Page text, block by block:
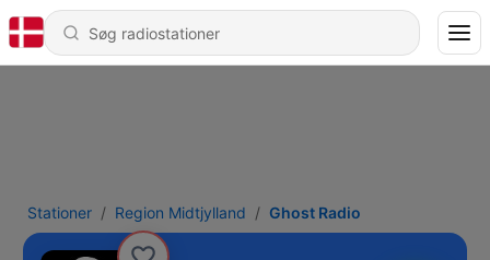
Stationer Region Midtjylland Ghost Radio